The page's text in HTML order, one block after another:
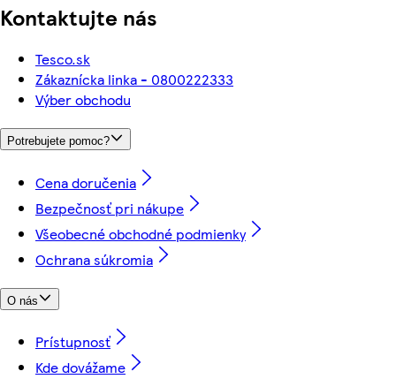
Kontaktujte nás
Tesco.sk
Zákaznícka linka - 0800222333
Výber obchodu
Potrebujete pomoc?
Cena doručenia
Bezpečnosť pri nákupe
Všeobecné obchodné podmienky
Ochrana súkromia
O nás
Prístupnosť
Kde dovážame